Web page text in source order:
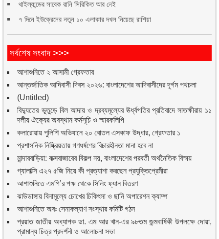
থাইল্যান্ডের সাবেক রানি সিরিকিত আর নেই
৭ দিনে ইউক্রেনের নতুন ১০ এলাকার দখল নিয়েছে রাশিয়া
সর্বশেষ সংবাদ >>>
আশাশুনিতে ২ আসামী গ্রেফতার
আন্তর্জাতিক আদিবাসী দিবস ২০২৬: বাংলাদেশের আদিবাসীদের দূর্গম পথচলা
(Untitled)
বিদ্যুতের ভূতুড়ে বিল আদায় ও দ্রব্যমূল্যের ঊর্ধ্বগতির প্রতিবাদে সাতক্ষীরায় ১১
দলীয় ঐক্যের অবস্থান কর্মসূচি ও স্মারকলিপি
কলারোয়ায় পুলিশি অভিযানে ২০ বোতল এসকাফ উদ্ধার, গ্রেফতার ১
প্রশাসনিক নিষ্ক্রিয়তায় গণধর্ষণের বিচারহীনতা মানা হবে না
মান্দারবাড়িয়া: কক্সবাজারের বিকল্প নয়, বাংলাদেশের পরবর্তী অর্থনৈতিক বিস্ময়
গ্যালাক্সি এ২৭ ৫জি নিয়ে কী প্রত্যাশা করছেন প্রযুক্তিপ্রেমীরা
আশাশুনিতে এমপি’র পক্ষ থেকে সিলিং ফ্যান বিতরণ
ঝাউডাঙ্গায় বিনামূল্যে চোখের চিকিৎসা ও ছানি অপারেশন ক্যাম্প
আশাশুনিতে অবঃ সেনাকল্যাণ সংস্থার কমিটি গঠন
প্রয়াত জাতীয় অধ্যাপক ডা. এম আর খান-এর ৯৮তম জন্মবার্ষিকী উপলক্ষে দোয়া,
প্রামান্য চিত্র প্রদর্শনী ও আলোচনা সভা